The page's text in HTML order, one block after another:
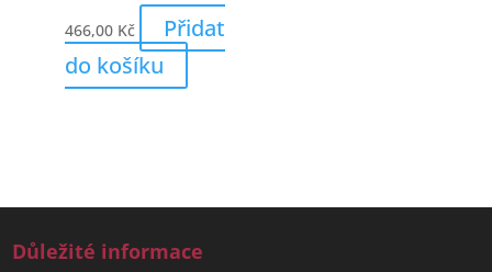
466,00 Kč
Přidat
do košíku
Důležité informace